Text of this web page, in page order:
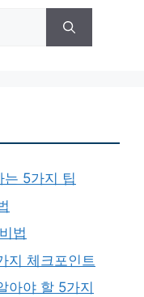
는 5가지 팁
법
지 체크포인트
아야 할 5가지